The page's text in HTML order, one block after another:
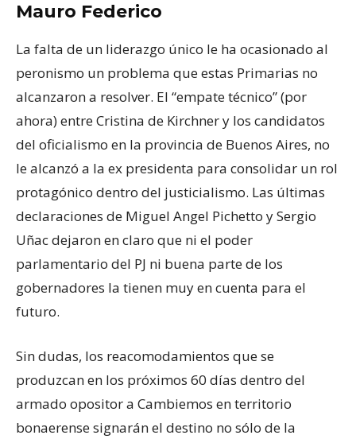
Mauro Federico
La falta de un liderazgo único le ha ocasionado al
peronismo un problema que estas Primarias no
alcanzaron a resolver. El “empate técnico” (por
ahora) entre Cristina de Kirchner y los candidatos
del oficialismo en la provincia de Buenos Aires, no
le alcanzó a la ex presidenta para consolidar un rol
protagónico dentro del justicialismo. Las últimas
declaraciones de Miguel Angel Pichetto y Sergio
Uñac dejaron en claro que ni el poder
parlamentario del PJ ni buena parte de los
gobernadores la tienen muy en cuenta para el
futuro.
Sin dudas, los reacomodamientos que se
produzcan en los próximos 60 días dentro del
armado opositor a Cambiemos en territorio
bonaerense signarán el destino no sólo de la